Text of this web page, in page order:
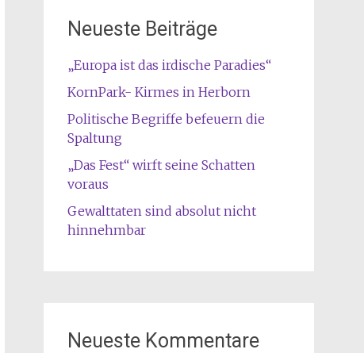
Neueste Beiträge
„Europa ist das irdische Paradies“
KornPark- Kirmes in Herborn
Politische Begriffe befeuern die
Spaltung
„Das Fest“ wirft seine Schatten
voraus
Gewalttaten sind absolut nicht
hinnehmbar
Neueste Kommentare